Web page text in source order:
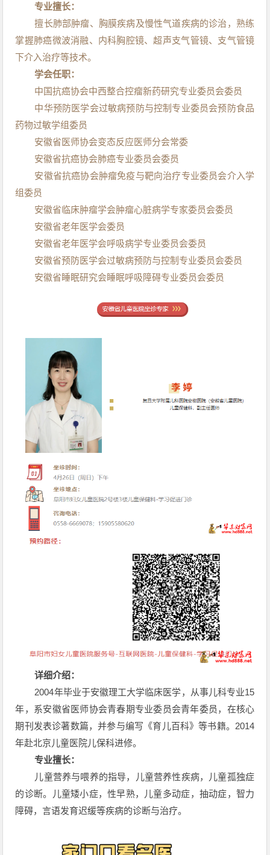
专业擅长：
擅长肺部肿瘤、胸膜疾病及慢性气道疾病的诊治，熟练
掌握肺癌微波消融、内科胸腔镜、超声支气管镜、支气管镜
下介入治疗等技术。
学会任职：
中国抗癌协会中西整合控瘤新药研究专业委员会委员
中华预防医学会过敏病预防与控制专业委员会预防食品
药物过敏学组委员
安徽省医师协会变态反应医师分会常委
安徽省抗癌协会肺癌专业委员会委员
安徽省抗癌协会肿瘤免疫与靶向治疗专业委员会介入学
组委员
安徽省临床肿瘤学会肿瘤心脏病学专家委员会委员
安徽省老年医学会委员
安徽省老年医学会呼吸病学专业委员会委员
安徽省预防医学会过敏病预防与控制专业委员会委员
安徽省睡眠研究会睡眠呼吸障碍专业委员会委员
详细介绍：
2004年毕业于安徽理工大学临床医学，从事儿科专业15
年，系安徽省医师协会青春期专业委员会青年委员，在核心
期刊发表诊著数篇，并参与编写《育儿百科》等书籍。2014
年赴北京儿童医院儿保科进修。
专业擅长：
儿童营养与喂养的指导，儿童营养性疾病，儿童孤独症
的诊断。
儿童矮小症，性早熟，儿童多动症，抽动症，智力
障碍，言语发育迟缓等疾病的诊断与治疗。